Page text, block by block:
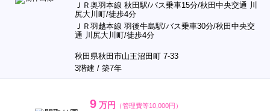
ＪＲ奥羽本線 秋田駅/バス乗車15分/秋田中央交通 川
尻大川町/徒歩4分
ＪＲ羽越本線 羽後牛島駅/バス乗車30分/秋田中央交
通 川尻大川町/徒歩4分
秋田県秋田市山王沼田町 7-33
3階建 / 築7年
9 万円 （管理費等10,000円）